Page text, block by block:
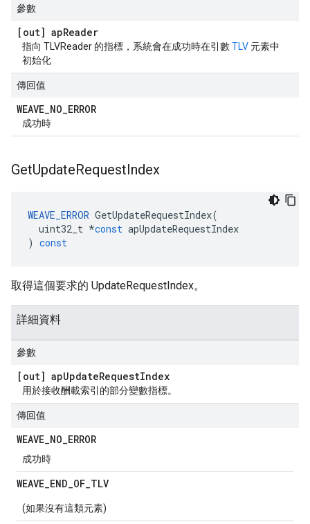
參數
[out] apReader
指向 TLVReader 的指標，系統會在成功時在引數TLV 元素中
初始化
傳回值
WEAVE_NO_ERROR
成功時
GetUpdateRequestIndex
WEAVE_ERROR GetUpdateRequestIndex(
uint32_t *const apUpdateRequestIndex
) const
取得這個要求的 UpdateRequestIndex。
詳細資料
參數
[out] apUpdateRequestIndex
用於接收酬載索引的部分變數指標。
傳回值
WEAVE_NO_ERROR
成功時
WEAVE_END_OF_TLV
(如果沒有這類元素)